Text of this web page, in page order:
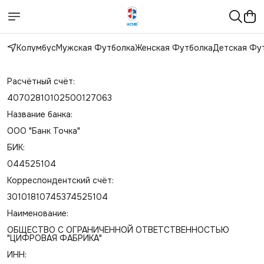
КолумбусМужская ФутболкаЖенская ФутболкаДетская
Расчётный счёт:
40702810102500127063
Название банка:
ООО "Банк Точка"
БИК:
044525104
Корреспондентский счёт:
30101810745374525104
Наименование:
ОБЩЕСТВО С ОГРАНИЧЕННОЙ ОТВЕТСТВЕННОСТЬЮ
"ЦИФРОВАЯ ФАБРИКА"
ИНН: